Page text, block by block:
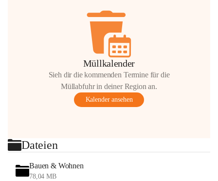
Müllkalender
Sieh dir die kommenden Termine für die
Müllabfuhr in deiner Region an.
Kalender ansehen
Dateien
Bauen & Wohnen
78,04 MB